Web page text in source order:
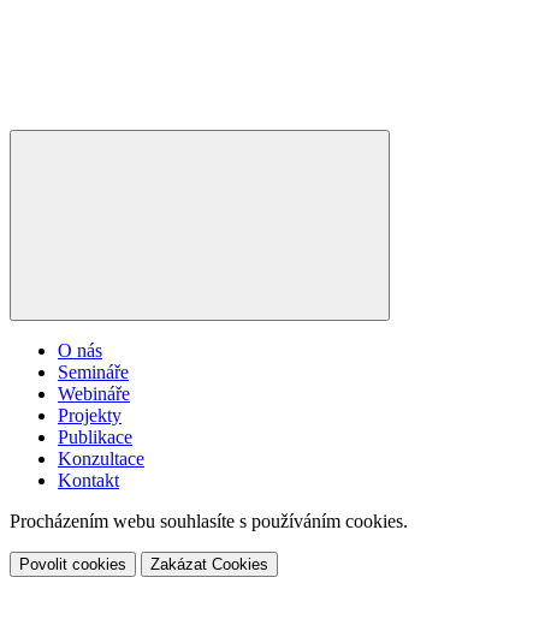
O nás
Semináře
Webináře
Projekty
Publikace
Konzultace
Kontakt
Procházením webu souhlasíte s používáním cookies.
Povolit cookies Zakázat Cookies